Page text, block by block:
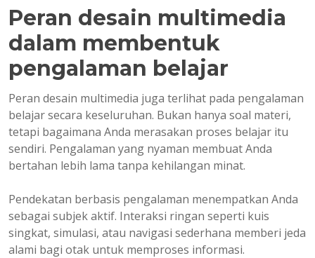
Peran desain multimedia
dalam membentuk
pengalaman belajar
Peran desain multimedia juga terlihat pada pengalaman
belajar secara keseluruhan. Bukan hanya soal materi,
tetapi bagaimana Anda merasakan proses belajar itu
sendiri. Pengalaman yang nyaman membuat Anda
bertahan lebih lama tanpa kehilangan minat.
Pendekatan berbasis pengalaman menempatkan Anda
sebagai subjek aktif. Interaksi ringan seperti kuis
singkat, simulasi, atau navigasi sederhana memberi jeda
alami bagi otak untuk memproses informasi.